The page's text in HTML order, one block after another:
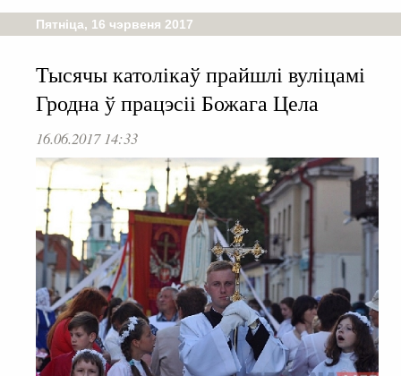
Пятніца, 16 чэрвеня 2017
Тысячы католікаў прайшлі вуліцамі
Гродна ў працэсіі Божага Цела
16.06.2017 14:33